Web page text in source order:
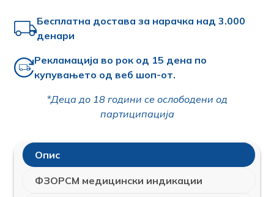
Бесплатна достава за нарачка над 3.000
денари
Рекламација во рок од 15 дена по
купувањето од веб шоп-от.
*Деца до 18 години се ослободени од
партиципација
Опис
ФЗОРСМ медицински индикации